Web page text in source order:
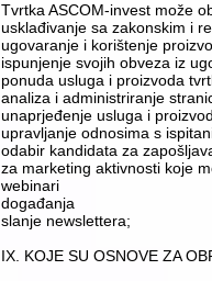
Tvrtka ASCOM-invest može
​usklađivanje sa zakonskim i
​ugovaranje i korištenje
ispunjenje svojih obveza iz
​ponuda usluga i proizvoda
​analiza i administriranje
​unaprjeđenje usluga i
​upravljanje odnosima s
​odabir kandidata za
za marketing aktivnosti koje
​webinari
​događanja
​slanje newslettera;
IX. KOJE SU OSNOVE ZA